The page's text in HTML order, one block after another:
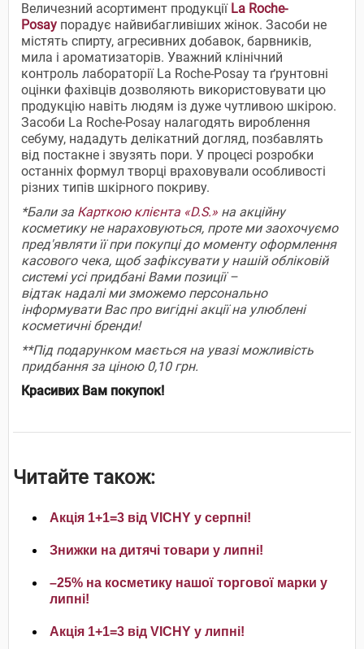
Величезний асортимент продукції La Roche-
Posay порадує найвибагливіших жінок. Засоби не
містять спирту, агресивних добавок, барвників,
мила і ароматизаторів. Уважний клінічний
контроль лабораторії La Roche-Posay та ґрунтовні
оцінки фахівців дозволяють використовувати цю
продукцію навіть людям із дуже чутливою шкірою.
Засоби La Roche-Posay налагодять вироблення
себуму, нададуть делікатний догляд, позбавлять
від постакне і звузять пори. У процесі розробки
останніх формул творці враховували особливості
різних типів шкірного покриву.
*Бали за Карткою клієнта «D.S.» на акційну
косметику не нараховуються, проте ми заохочуємо
пред'являти її при покупці до моменту оформлення
касового чека, щоб зафіксувати у нашій обліковій
системі усі придбані Вами позиції –
відтак надалі ми зможемо персонально
інформувати Вас про вигідні акції на улюблені
косметичні бренди!
**Під подарунком мається на увазі можливість
придбання за ціною 0,10 грн.
Красивих Вам покупок!
Читайте також:
Акція 1+1=3 від VICHY у серпні!
Знижки на дитячі товари у липні!
–25% на косметику нашої торгової марки у
липні!
Акція 1+1=3 від VICHY у липні!